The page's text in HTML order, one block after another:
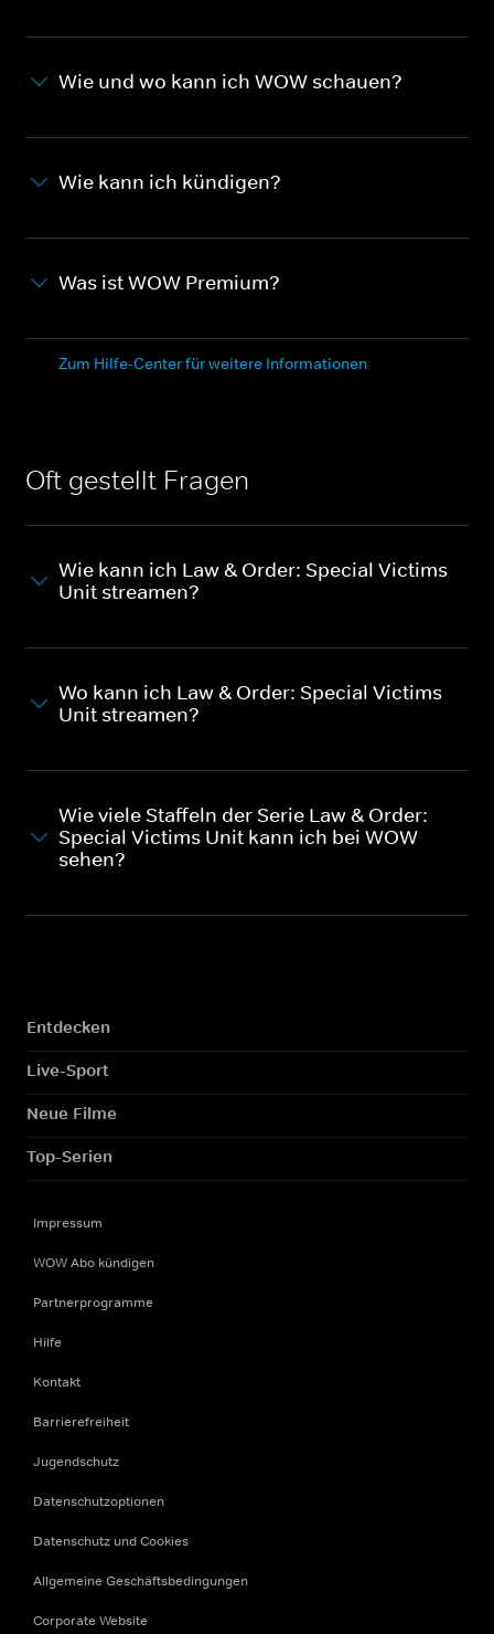
Wie und wo kann ich WOW schauen?
Wie kann ich kündigen?
Was ist WOW Premium?
Zum Hilfe-Center für weitere Informationen
Oft gestellt Fragen
Wie kann ich Law & Order: Special Victims
Unit streamen?
Wo kann ich Law & Order: Special Victims
Unit streamen?
Wie viele Staffeln der Serie Law & Order:
Special Victims Unit kann ich bei WOW
sehen?
Entdecken
Live-Sport
Neue Filme
Top-Serien
Impressum
WOW Abo kündigen
Partnerprogramme
Hilfe
Kontakt
Barrierefreiheit
Jugendschutz
Datenschutzoptionen
Datenschutz und Cookies
Allgemeine Geschäftsbedingungen
Corporate Website